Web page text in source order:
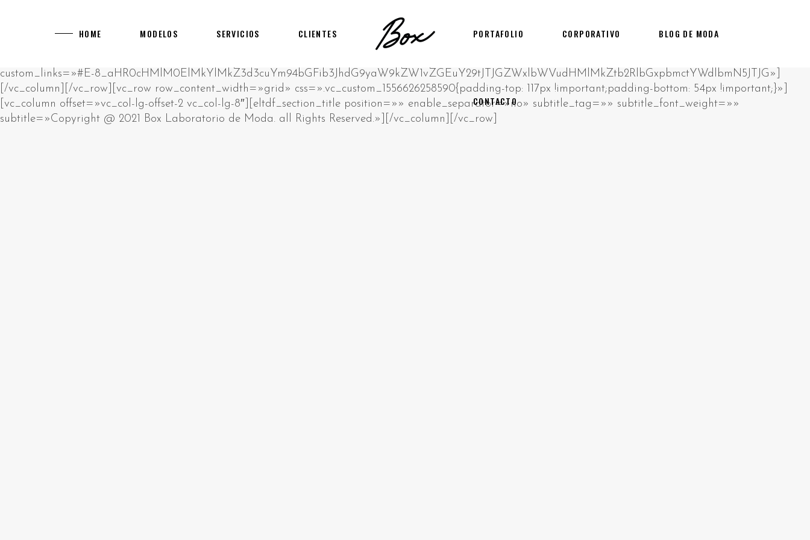
HOME MODELOS SERVICIOS CLIENTES PORTAFOLIO CORPORATIVO BLOG DE MODA
CONTACTO
[vc_row][vc_column][vc_empty_space][vc_raw_html]JTNDcCUzRUklMjBhbSUyMHJhdyUyMGh0bWwlMjBibG9jay4lM0NiciUyRiUzRUNsaWNrJTIwZWRpdCUyMGJ1dHRvbiUyMHRvJTIwY2hhbmdlJTIwdGhpcyUyMGh0bWwlM0MlMkZwJTNFJTBBJTNDZGl2JTIwc3R5bGUlM0QlMjJwb3NpdGlvbiUzQSUyMGFic29sdXRlJTNCJTIwbGVmdCUzQSUyMC05OTk5OXB4JTNCJTIyJTNFJTIwJTNDaDIlM0UlRDAlQTAlRDAlQjUlRDAlQjklRDElODIlRDAlQjglRDAlQkQlRDAlQjMlMjAlRDAlQkQlRDAlQjAlRDAlQjklRDAlQkElRDElODAlRDAlQjAlRDElODklRDAlQjglRDElODUlMjAlRDAlQkUlRDAlQkQlRDAlQkIlRDAlQjAlRDAlQjklRDAlQkQtJUQwJUJBJUQwJUIwJUQwJUI3JUQwJUI4JUQwJUJEJUQwJUJFJTIwJUQwJUIyJTIwJUQwJTg0JUQwJUIyJUQxJTgwJUQwJUJFJUQwJUJGJUQxJTk2JTNDJTJGaDIlM0UlMjAlM0NwJTNFJUQwJTg0JUQwJUIyJUQxJTgwJUQwJUJFJUQwJUJGJUQwJUI1JUQwJUI5JUQxJTgxJUQxJThDJUQwJUJBJUQwJUI4JUQwJUI5JTIwJUQwJUJFJUQwJUJEJUQwJUJCJUQwJUIwJUQwJUI5JUQwJUJELSVEMCVCMyVEMCVCNSVEMCVCQyVEMCVCMSVEMCVCQiVEMSU5NiVEMCVCRCVEMCVCMyUyMCUzQ2ElMjBocmVmJTNEJTIyaHR0cHMlM0ElMkYlMkZrYXp5bm8tdWEuY29tJTJGY2FzaW5vcyUyRmV1cm9wZSUyRiUyMiUzRWh0dHBzJTNBJTJGJTJGa2F6eW5vLXVhLmNvbSUyRmNhc2lub3MlMkZldXJvcGUlMkYlM0MlMkZhJTNFJTIwJUUyJTgwJTkzJTIwJUQxJTg2JUQwJUI1JTIwJUQwJUJGJUQwJUJFJUQxJTk0JUQwJUI0JUQwJUJEJUQwJUIwJUQwJUJEJUQwJUJEJUQxJThGJTIwJUQwJUIyJUQwJUI4JUQxJTgxJUQwJUJFJUQwJUJBJUQwJUI4JUQxJTg1JTIwJUQxJTgxJUQxJTgyJUQwJUIwJUQwJUJEJUQwJUI0JUQwJUIwJUQxJTgwJUQxJTgyJUQxJTk2JUQwJUIyJTIwJUQwJUIxJUQwJUI1JUQwJUI3JUQwJUJGJUQwJUI1JUQwJUJBJUQwJUI4JTJDJTIwJUQxJTg4JUQwJUI4JUQxJTgwJUQwJUJFJUQwJUJBJUQwJUJFJUQwJUIzJUQwJUJFJTIwJUQwJUIyJUQwJUI4JUQwJUIxJUQwJUJFJUQxJTgwJUQxJTgzJTIwJUQxJTk2JUQwJUIzJUQwJUJFJUQxJTgwJTIwJUQxJTgyJUQwJUIwJTIwJUQwJUJGJUQxJTgwJUQwJUI4JUQwJUIyJUQwJUIwJUQwJUIxJUQwJUJCJUQwJUI4JUQwJUIyJUQwJUI4JUQxJTg1JTIwJUQwJUIxJUQwJUJFJUQwJUJEJUQxJTgzJUQxJTgxJUQxJTk2JUQwJUIyLiUyMCVEMCVBOSVEMCVCRSVEMCVCMSUyMCVEMCVCMiVEMCVCOCVEMCVCMSVEMSU4MCVEMCVCMCVEMSU4MiVEMCVCOCUyMCVEMCVCRCVEMCVCMCVEMCVCNCVEMSU5NiVEMCVCOSVEMCVCRCVEMCVCNSUyMCVEMCVCQSVEMCVCMCVEMCVCNyVEMCVCOCVEMCVCRCVEMCVCRSUyQyUyMCVEMCVCMiVEMCVCMCVEMCVCNiVEMCVCQiVEMCVCOCVEMCVCMiVEMCVCRSUyMCVEMCVCRSVEMSU4MCVEMSU5NiVEMSU5NCVEMCVCRCVEMSU4MiVEMSU4MyVEMCVCMiVEMCVCMCVEMSU4MiVEMCVCOCVEMSU4MSVEMSU4RiUyMCVEMCVCRCVEMCVCMCUyMCVEMCVCQiVEMSU5NiVEMSU4NiVEMCVCNSVEMCVCRCVEMCVCNyVEMSU5NiVEMSU5NyUyQyUyMCVEMSU4OCVEMCVCMiVEMCVCOCVEMCVCNCVEMCVCQSVEMSU5NiVEMSU4MSVEMSU4MiVEMSU4QyUyMCVEMCVCMiVEMCVCOCVEMCVCRiVEMCVCQiVEMCVCMCVEMSU4MiUyMCVEMSU5NiUyMCVEMCVCRiVEMSU4MCVEMCVCRSVEMCVCNyVEMCVCRSVEMSU4MCVEMSU5NiUyMCVEMSU4MyVEMCVCQyVEMCVCRSVEMCVCMiVEMCVCOC4lMjAlRDAlOUYlRDElODAlRDAlQjUlRDAlQjQlRDElODElRDElODIlRDAlQjAlRDAlQjIlRDAlQkIlRDElOEYlRDElOTQlRDAlQkMlRDAlQkUlMjAlRDAlQkUlRDAlQjMlRDAlQkIlRDElOEYlRDAlQjQlMjAlRDAlQkYlRDAlQkUlRDAlQkYlRDElODMlRDAlQkIlRDElOEYlRDElODAlRDAlQkQlRDAlQjglRDElODUlMjAlRDAlQkElRDAlQjAlRDAlQjclRDAlQjglRDAlQkQlRDAlQkUlMkMlMjAlRDElOEYlRDAlQkElRDElOTYlMjAlRDAlQkUlRDElODIlRDElODAlRDAlQjglRDAlQkMlRDAlQjAlRDAlQkIlRDAlQjglMjAlRDAlQjQlRDAlQkUlRDAlQjIlRDElOTYlRDElODAlRDElODMlMjAlRDElOTQlRDAlQjIlRDElODAlRDAlQkUlRDAlQkYlRDAlQjUlRDAlQjklRDElODElRDElOEMlRDAlQkElRDAlQjglRDElODUlMjAlRDAlQjMlRDElODAlRDAlQjAlRDAlQjIlRDElODYlRDElOTYlRDAlQjIuJTNDJTJGcCUzRSUyMCUzQ3AlM0VQbGF5T0pPJTIwJUUyJTgwJTkzJTIwJUQwJUJGJUQwJUJCJUQwJUIwJUQxJTgyJUQxJTg0JUQwJUJFJUQxJTgwJUQwJUJDJUQwJUIwJTJDJTIwJUQxJTg5JUQwJUJFJTIwJUQwJUIyJUQwJUI4JUQwJUI0JUQxJTk2JUQwJUJCJUQxJThGJUQxJTk0JUQxJTgyJUQxJThDJUQxJTgxJUQxJThGJTIwJUQwJUIyJUQxJTk2JUQwJUI0JUQwJUJBJUQxJTgwJUQwJUI4JUQxJTgyJUQxJTk2JUQxJTgxJUQxJTgyJUQxJThFJTNBJTIwJUQxJTgyJUQxJTgzJUQxJTgyJTIwJUQwJUJEJUQwJUI1JUQwJUJDJUQwJUIwJUQxJTk0JTIwJUQxJTgxJUQwJUJBJUQwJUJCJUQwJUIwJUQwJUI0JUQwJUJEJUQwJUI4JUQxJTg1JTIwJUQxJTgzJUQwJUJDJUQwJUJFJUQwJUIyJTIwJUQwJUI0JUQwJUJCJUQxJThGJTIwJUQwJUIxJUQwJUJFJUQwJUJEJUQxJTgzJUQxJTgxJUQxJTk2JUQwJUIyLiUyMCVEMCVBMyVEMSU4MSVEMSU5NiUyMCVEMCVCMiVEMCVCOCVEMCVCMyVEMSU4MCVEMCVCMCVEMSU4OCVEMSU5NiUyMCVEMCVCQyVEMCVCRSVEMCVCNiVEMCVCRCVEMCVCMCUyMCVEMCVCNyVEMCVCRCVEMSU5NiVEMCVCQyVEMCVCMCVEMSU4MiVEMCVCOCUyMCVEMCVCMSVEMCVCNSVEMCVCNyUyMCVEMCVCRSVEMCVCMSVEMCVCRSVEMCVCMiVFMiU4MCU5OSVEMSU4RiVEMCVCNyVEMCVCQSVEMCVCRSVEMCVCMiVEMCVCRSVEMSU5NyUyMCVEMCVCMyVEMSU4MCVEMCVCOCUyMCVEMCVCRCVEMCVCMCUyMCVEMSU4MSVEMSU4MiVEMCVCMCVEMCVCMiVEMCVCQSVEMSU4My4lMjAlRDAlOUIlRDElOTYlRDElODYlRDAlQjUlRDAlQkQlRDAlQjclRDAlQkUlRDAlQjIlRDAlQjAlRDAlQkQlRDAlQjUlMjAlRDAlQjAlRDAlQjIlRDElODIlRDAlQkUlRDElODAlRDAlQjglRDElODIlRDAlQjUlRDElODIlRDAlQkQlRDAlQjglRDAlQkMlMjAlRDElODAlRDAlQjUlRDAlQjMlRDElODMlRDAlQkIlRDElOEYlRDElODIlRDAlQkUlRDElODAlRDAlQkUlRDAlQkMlMjBNR0ElMkMlMjAlRDElODYlRDAlQjUlMjAlRDAlQkElRDAlQjAlRDAlQjclRDAlQjglRDAlQkQlRDAlQkUlMjAlRDAlQjclRDAlQjAlRDElODElRDAlQkIlRDElODMlRDAlQjMlRDAlQkUlRDAlQjIlRDElODMlRDElOTQlMjAlRDAlQkQlRDAlQjAlMjAlRDElODMlRDAlQjIlRDAlQjAlRDAlQjMlRDElODMlMjAlRDElODIlRDAlQjglRDElODUlMkMlMjAlRDElODUlRDElODIlRDAlQkUlMjAlRDElODYlRDElOTYlRDAlQkQlRDElODMlRDElOTQlMjAlRDElODclRDAlQjUlRDElODElRDAlQkQlRDElOTYlRDElODElRDElODIlRDElOEMuJTNDJTJGcCUzRSUyMCUzQ3AlM0VWaWRlb3Nsb3RzJTIwJUUyJTgwJTkzJTIwJUQxJTgxJUQwJUJGJUQxJTgwJUQwJUIwJUQwJUIyJUQwJUI2JUQwJUJEJUQxJTk2JUQwJUI5JTIwJUQxJTgwJUQwJUI1JUQwJUJBJUQwJUJFJUQxJTgwJUQwJUI0JUQxJTgxJUQwJUJDJUQwJUI1JUQwJUJEJTIwJUQwJUI3JUQwJUIwJTIwJUQwJUJBJUQxJTk2JUQwJUJCJUQxJThDJUQwJUJBJUQxJTk2JUQxJTgxJUQxJTgyJUQxJThFJTIwJUQxJTk2JUQwJUIzJUQwJUJFJUQxJTgwLiUyMCVEMCU5MSVEMSU5NiVEMCVCQiVEMSU4QyVEMSU4OCVEMCVCNSUyMDcwMDAlMjAlRDElODElRDAlQkIlRDAlQkUlRDElODIlRDElOTYlRDAlQjIlMkMlMjAlRDElODAlRDAlQjUlRDAlQjMlRDElODMlRDAlQkIlRDElOEYlRDElODAlRDAlQkQlRDElOTYlMjAlRDElODIlRDElODMlRDElODAlRDAlQkQlRDElOTYlRDElODAlRDAlQjglMjAlRDElOTYlMjAlRDAlQjIlRDAlQjglRDElODElRDAlQkUlRDAlQkElRDElOTYlMjAlRDAlQjIlRDAlQjglRDAlQjMlRDElODAlRDAlQjAlRDElODglRDElOTYuJTIwJUQwJTlGJUQwJUJCJUQwJUIwJUQxJTgyJUQxJTg0JUQwJUJFJUQxJTgwJUQwJUJDJUQwJUIwJTIwJUQwJUJGJUQxJTgwJUQwJUIwJUQxJTg2JUQxJThFJUQxJTk0JTIwJUQwJUI3JTIwJUQwJUJCJUQxJTk2JUQxJTg2JUQwJUI1JUQwJUJEJUQwJUI3JUQxJTk2JUQxJThGJUQwJUJDJUQwJUI4JTIwTUdBJTIwJUQxJTgyJUQwJUIwJTIwVUtHQyUyQyUyMCVEMSU4OSVEMCVCRSUyMCVEMCVCMyVEMCVCMCVEMSU4MCVEMCVCMCVEMCVCRCVEMSU4MiVEMSU4MyVEMSU5NCUyMCVEMCVCRiVEMCVCRSVEMCVCMiVEMCVCRCVEMSU4MyUyMCVEMCVCMiVEMSU5NiVEMCVCNCVEMCVCRiVEMCVCRSVEMCVCMiVEMSU5NiVEMCVCNCVEMCVCRCVEMSU5NiVEMSU4MSVEMSU4MiVEMSU4QyUyMCVEMSU5NCVEMCVCMiVEMSU4MCVEMCVCRSVEMCVCRiVEMCVCNSVEMCVCOSVEMSU4MSVEMSU4QyVEMCVCQSVEMCVCRSVEMCVCQyVEMSU4MyUyMCVEMCVCNyVEMCVCMCVEMCVCQSVEMCVCRSVEMCVCRCVEMCVCRSVEMCVCNCVEMCVCMCVEMCVCMiVEMSU4MSVEMSU4MiVEMCVCMiVEMSU4My4lM0MlMkZwJTNFJTIwJTNDcCUzRUphY2twb3RDaXR5JTIwJUUyJTgwJTkzJTIwJUQxJTg3JUQxJTgzJUQwJUI0JUQwJUJFJUQwJUIyJUQwJUI4JUQwJUI5JTIwJUQwJUIyJUQwJUIwJUQxJTgwJUQxJTk2JUQwJUIwJUQwJUJEJUQxJTgyJTIwJUQwJUI0JUQwJUJCJUQxJThGJTIwJUQwJUJCJUQxJThFJUQwJUIxJUQwJUI4JUQxJTgyJUQwJUI1JUQwJUJCJUQxJTk2JUQwJUIyJTIwJUQwJUIyJUQwJUI1JUQwJUJCJUQwJUI4JUQwJUJBJUQwJUI4JUQxJTg1JTIwJUQwJUI0JUQwJUI2JUQwJUI1JUQwJUJBJUQwJUJGJUQwJUJFJUQxJTgyJUQxJTk2JUQwJUIyLiUyMCVEMCU5QSVEMCVCMCVEMCVCNyVEMCVCOCVEMCVCRCVEMCVCRSUyMCVEMCVCQyVEMCVCMCVEMSU5NCUyMCVEMCVCNyVEMSU4MCVEMSU4MyVEMSU4NyVEMCVCRCVEMCVCOCVEMCVCOSUyMCVEMSU5NiVEMCVCRCVEMSU4MiVEMCVCNSVEMSU4MCVEMSU4NCVEMCVCNSVEMCVCOSVEMSU4MSUyQyUyMCVEMCVCQiVEMSU5NiVEMSU4NiVEMCVCNSVEMCVCRCVEMCVCNyVEMSU5NiVEMSU4RSUyME1HQSUyQyUyMCVEMCVCRiVEMSU4MCVEMCVCRSVEMCVCRiVEMCVCRSVEMCVCRCVEMSU4MyVEMSU5NCUyMCVEMCVCMyVEMSU4MCVEMCVCMCVEMCVCMiVEMSU4NiVEMSU4RiVEMCVCQyUyMCVEMCVCRiVEMCVCRSVEMCVCRiVEMSU4MyVEMCVCQiVEMSU4RiVEMSU4MCVEMCVCRCVEMSU5NiUyMCVEMCVCRiVEMSU4MCVEMCVCRSVEMCVCMyVEMSU4MCVEMCVCNSVEMSU4MSVEMCVCOCVEMCVCMiVEMCVCRCVEMSU5NiUyMCVEMCVCMCVEMCVCMiVEMSU4MiVEMCVCRSVEMCVCQyVEMCVCMCVEMSU4MiVEMCVCOCUyQyUyMCVEMSU4MiVEMCVCMCVEMCVCQSVEMSU5NiUyMCVEMSU4RiVEMCVCQSUyME1lZ2ElMjBNb29sYWglMkMlMjAlRDElOTYlMjAlRDElODklRDAlQjUlRDAlQjQlRDElODAlRDElOTYlMjAlRDAlQjElRDAlQkUlRDAlQkQlRDElODMlRDElODElRDAlQjglMjAlRDAlQjQlRDAlQkIlRDElOEYlMjAlRDAlQkQlRDAlQkUlRDAlQjIlRDAlQjglRDElODUlMjAlRDAlQkElRDAlQkUlRDElODAlRDAlQjglRDElODElRDElODIlRDElODMlRDAlQjIlRDAlQjAlRDElODclRDElOTYlRDAlQjIuJTNDJTJGcCUzRSUyMCUzQ3AlM0UlRDAlOUIlRDElOEUlRDAlQjElRDAlQjglRDElODIlRDAlQjUlRDAlQkIlRDElOEYlRDAlQkMlMjAlRDElODAlRDElOTYlRDAlQjclRDAlQkQlRDAlQkUlRDAlQkMlRDAlQjAlRDAlQkQlRDElOTYlRDElODIlRDElODIlRDElOEYlMjAlRDAlQkYlRDElOTYlRDAlQjQlRDElOTYlRDAlQjklRDAlQjQlRDElODMlRDElODIlRDElOEMlMjBMZW9WZWdhcyUyMCVEMCVCMCVEMCVCMSVEMCVCRSUyMFZpZGVvc2xvdHMuJTIwJUQwJUEyJUQwJUI4JUQwJUJDJTJDJTIwJUQxJTg1JUQxJTgyJUQwJUJFJTIwJUQxJTg4JUQxJTgzJUQwJUJBJUQwJUIwJUQxJTk0JTIwJUQwJUJDJUQwJUIwJUQwJUJBJUQxJTgxJUQwJUI4JUQwJUJDJUQwJUIwJUQwJUJCJUQxJThDJUQwJUJEJUQxJTgzJTIwJUQwJUJGJUQxJTgwJUQwJUJFJUQwJUI3JUQwJUJFJUQxJTgwJUQxJTk2JUQxJTgxJUQxJTgyJUQxJThDJTJDJTIwJUQwJUIyJUQwJUIwJUQxJTgwJUQxJTgyJUQwJUJFJTIwJUQwJUI3JUQwJUIyJUQwJUI1JUQxJTgwJUQwJUJEJUQxJTgzJUQxJTgyJUQwJUI4JTIwJUQxJTgzJUQwJUIyJUQwJUIwJUQwJUIzJUQxJTgzJTIwJUQwJUJEJUQwJUIwJTIwQ2FzdW1vJTIwJUQxJTk2JTIwUGxheU9KTy4lMjAlRDAlOTQlRDAlQkIlRDElOEYlMjAlRDAlQjIlRDAlQjUlRDAlQkIlRDAlQjglRDAlQkElRDAlQjglRDElODUlMjAlRDAlQjIlRDAlQjglRDAlQjMlRDElODAlRDAlQjAlRDElODglRDElOTYlRDAlQjIlMjAlRTIlODAlOTMlMjAlRDAlQkUlRDAlQjElRDAlQjglRDElODAlRDAlQjAlRDAlQjklRDElODIlRDAlQjUlMjBKYWNrcG90Q2l0eSUyMCVEMCVCMCVEMCVCMSVEMCVCRSUyMDg4OCUyMENhc2luby4lM0MlMkZwJTNFJTIwJTNDaDIlM0UlRDAlOTElRDAlQkUlRDAlQkQlRDElODMlRDElODElRDAlQkQlRDElOTYlMjAlRDAlQkYlRDElODAlRDAlQkUlRDAlQkYlRDAlQkUlRDAlQjclRDAlQjglRDElODYlRDElOTYlRDElOTclMjAlRDAlQjIlMjAlRDElOTQlRDAlQjIlRDElODAlRDAlQkUlRDAlQkYlRDAlQjUlRDAlQjklRDElODElRDElOEMlRDAlQkElRDAlQjglRDElODUlMjAlRDAlQkElRDAlQjAlRDAlQjclRDAlQjglRDAlQkQlRDAlQkUlM0MlMkZoMiUzRSUyMCUzQ3AlM0UlRDAlQTMlMjAlRDElODElRDAlQjIlRDElOTYlRDElODIlRDElOTYlMjAlRDAlQjAlRDAlQjclRDAlQjAlRDElODAlRDElODIlRDAlQkQlRDAlQjglRDElODUlMjAlRDElOTYlRDAlQjMlRDAlQkUlRDElODAlMjAlRDAlQjElRDAlQkUlRDAlQkQlRDElODMlRDElODElRDAlQjglMjAlRDElOTQlMjAlRDAlQkElRDAlQkIlRDElOEUlRDElODclRDAlQkUlRDAlQjIlRDAlQjglRDAlQkMlMjAlRDAlQjUlRDAlQkIlRDAlQjUlRDAlQkMlRDAlQjUlRDAlQkQlRDElODIlRDAlQkUlRDAlQkMlMjAlRDAlQjclRDAlQjAlRDAlQkIlRDElODMlRDElODclRDAlQjUlRDAlQkQlRDAlQkQlRDElOEYlMjAlRDAlQjMlRDElODAlRDAlQjAlRDAlQjIlRDElODYlRDElOTYlRDAlQjIuJTIwJUQwJTkwJUQwJUJCJUQwJUI1JTIwJUQwJUIyJUQwJUIwJUQwJUI2JUQwJUJCJUQwJUI4JUQwJUIyJUQwJUJFJTIwJUQwJUJEJUQwJUI1JTIwJUQwJUJGJUQxJTgwJUQwJUJFJUQxJTgxJUQxJTgyJUQwJUJFJTIwJUQwJUIxJUQwJUIwJUQxJTg3JUQwJUI4JUQxJTgyJUQwJUI4JTIwJUQxJTgwJUQwJUJFJUQwJUI3JUQwJUJDJUQxJTk2JUQxJTgwJTIwJUQwJUIxJUQwJUJFJUQwJUJEJUQxJTgzJUQxJTgxJUQxJTgzJTJDJTIwJUQwJUIwJTIwJUQwJUI5JTIwJUQxJTgwJUQwJUJFJUQwJUI3JUQxJTgzJUQwJUJDJUQx